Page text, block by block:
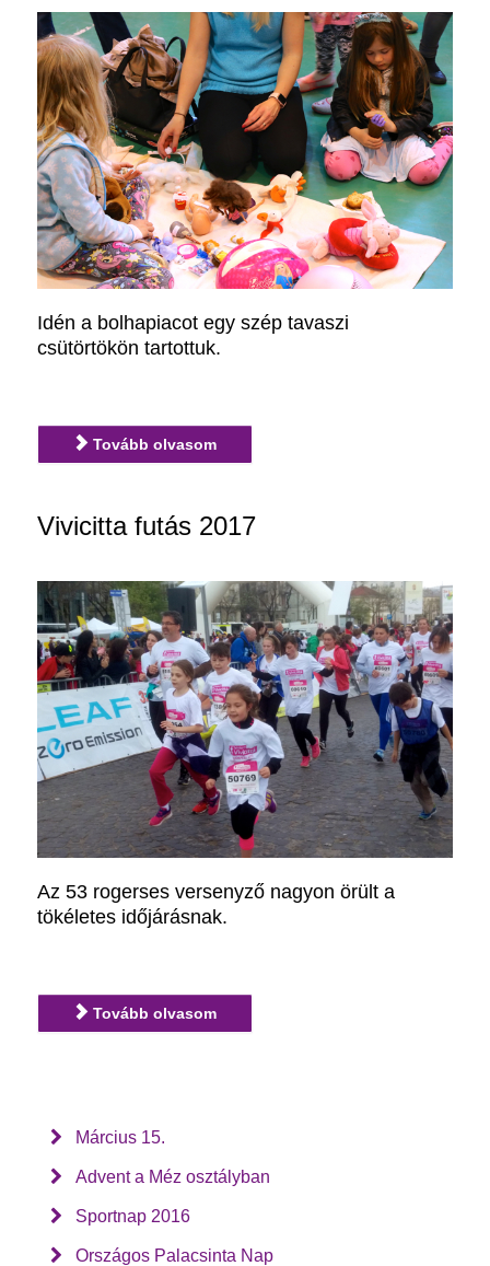
Idén a bolhapiacot egy szép tavaszi
csütörtökön tartottuk.
Tovább olvasom
Vivicitta futás 2017
Az 53 rogerses versenyző nagyon örült a
tökéletes időjárásnak.
Tovább olvasom
Március 15.
Advent a Méz osztályban
Sportnap 2016
Országos Palacsinta Nap